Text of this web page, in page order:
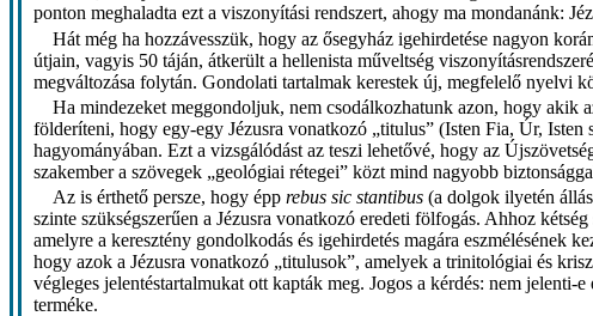
ponton meghaladta ezt a viszonyítási rendszert, ahogy ma mondanánk:
Hát még ha hozzávesszük, hogy az ősegyház igehirdetése nagyon
útjain, vagyis 50 táján, átkerült a hellenista műveltség
megváltozása folytán. Gondolati tartalmak kerestek új, megfelelő nyelvi
Ha mindezeket meggondoljuk, nem csodálkozhatunk azon, hogy akik
földeríteni, hogy egy-egy Jézusra vonatkozó „titulus” (Isten Fia, Úr,
hagyományában. Ezt a vizsgálódást az teszi lehetővé, hogy az
szakember a szövegek „geológiai rétegei” közt mind nagyobb
Az is érthető persze, hogy épprebus sic stantibus (a dolgok ilyetén
szinte szükségszerűen a Jézusra vonatkozó eredeti fölfogás. Ahhoz
amelyre a keresztény gondolkodás és igehirdetés magára eszmélésének
hogy azok a Jézusra vonatkozó „titulusok”, amelyek a trinitológiai és
végleges jelentéstartalmukat ott kapták meg. Jogos a kérdés: nem
terméke.